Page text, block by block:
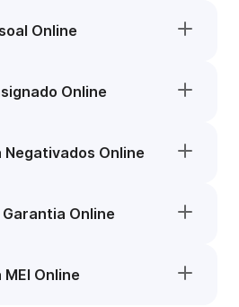
Online
Online
Online
Online
Online